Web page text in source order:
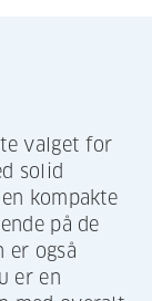
valget for
solid
kompakte
på de
er også
er en